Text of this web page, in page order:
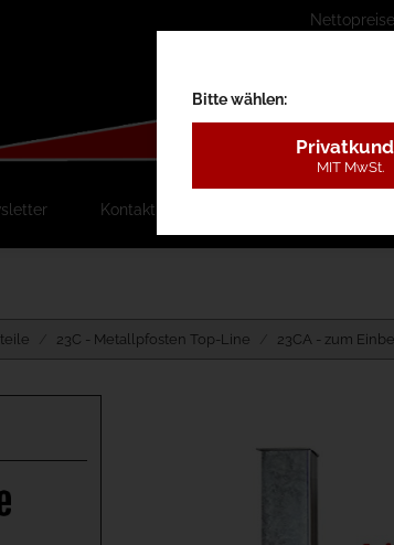
Kontakt
23C - Metallpfosten Top-Line 23CA - zum
Bitte wählen:
MIT MwSt.